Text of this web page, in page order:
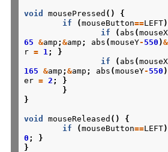
void mousePressed ()
{
if
(mouseButton==LEFT)
if
( abs (mouseX
65
&amp ;&amp ; abs (mouseY- 550 )&
r = 1;
}
if
( abs (mouseX
165
&amp ;&amp ; abs (mouseY- 550 )
er = 2 ;
}
}
}
void mouseReleased ()
{
if
(mouseButton==LEFT)
0 ;
}
}